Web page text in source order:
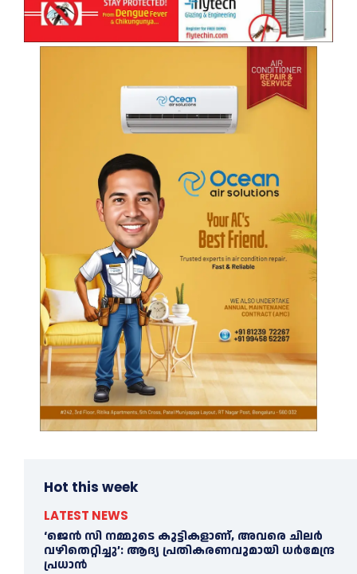
Hot this week
LATEST NEWS
‘ജെൻ സി നമ്മുടെ കുട്ടികളാണ്, അവരെ ചിലര്‍
വഴിതെറ്റിച്ചു’: ആദ്യ പ്രതികരണവുമായി ധര്‍മേന്ദ്ര
പ്രധാൻ